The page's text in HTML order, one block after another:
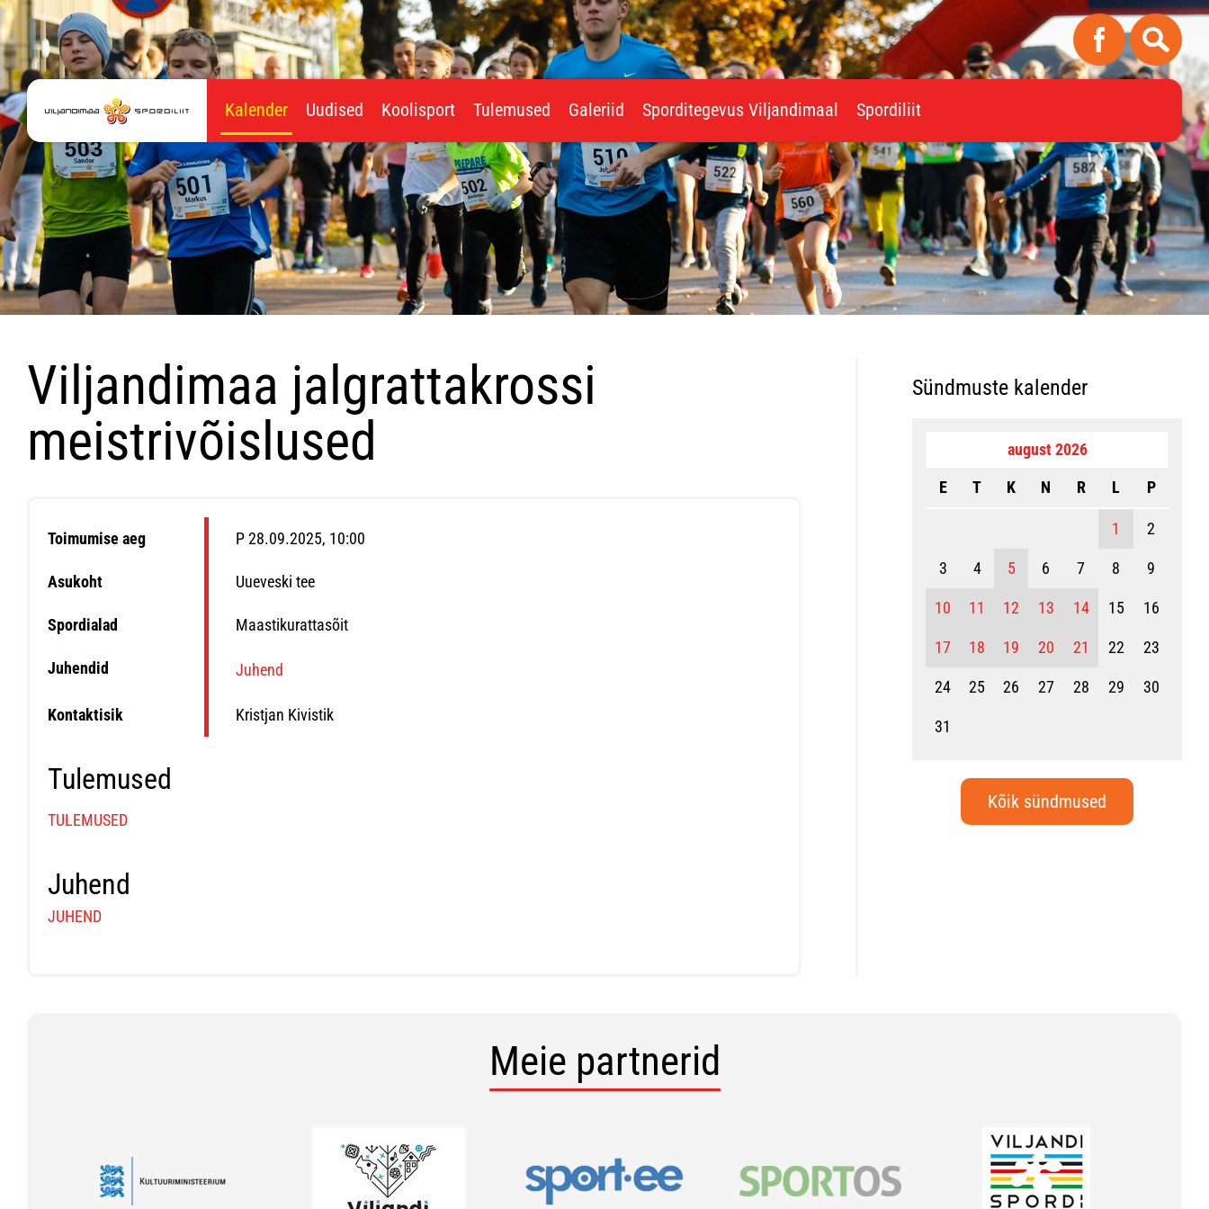
Kalender Uudised Koolisport Tulemused Galeriid Sporditegevus Viljandimaal Spordiliit
Viljandimaa jalgrattakrossi
meistrivõislused
Toimumise aeg P 28.09.2025, 10:00
Asukoht Uueveski tee
Spordialad Maastikurattasõit
Juhendid Juhend
Kontaktisik Kristjan Kivistik
Tulemused
TULEMUSED
Juhend
JUHEND
Sündmuste kalender
august 2026
E
T K N R L P
1 2
3 4 5 6 7 8 9
10 11 12 13 14 15 16
17 18 19 20 21 22 23
24 25 26 27 28 29 30
31
Kõik sündmused
Meie partnerid